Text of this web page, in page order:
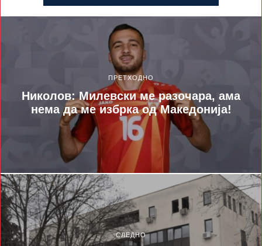
ПРЕТХОДНО
Николов: Милевски ме разочара, ама
нема да ме избрка од Македонија!
СЛЕДНО